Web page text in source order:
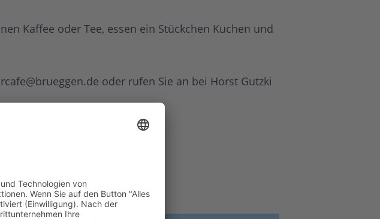
Kaffee oder Tee, essen ein Stückchen Kuchen und
oder rufen Sie an bei Horst Gutzki